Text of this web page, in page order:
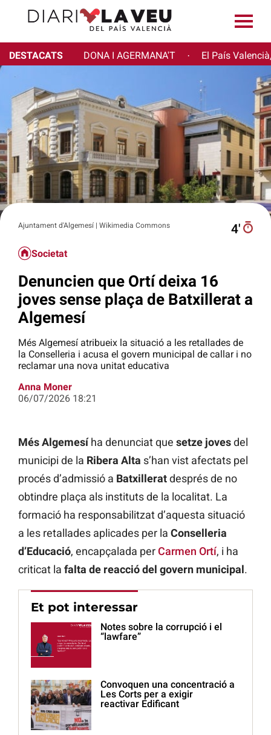
DESTACATS DONA I AGERMANA'T · El País
Ajuntament d'Algemesí | Wikimedia Commons 4′
Societat
Denuncien que Ortí deixa 16
joves sense plaça de Batxillerat a
Algemesí
Més Algemesí atribueix la situació a les retallades de
la Conselleria i acusa el govern municipal de callar i no
reclamar una nova unitat educativa
Anna Moner
06/07/2026 18:21
Més Algemesíha denunciat que setze jovesdel
municipi de la Ribera Alta s’han vist afectats pel
procés d’admissió a Batxilleratdesprés de no
obtindre plaça als instituts de la localitat. La
formació ha responsabilitzat d’aquesta situació
a les retallades aplicades per la Conselleria
d’Educació, encapçalada perCarmen Ortí, i ha
criticat la falta de reacció del govern municipal.
Et pot interessar
Notes sobre la corrupció i el
“lawfare”
Convoquen una concentració a
Les Corts per a exigir
reactivar Edificant